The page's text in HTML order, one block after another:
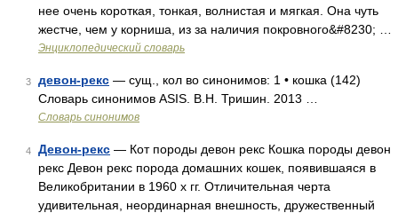
нее очень короткая, тонкая, волнистая и мягкая. Она чуть
жестче, чем у корниша, из за наличия покровного&#8230; …
Энциклопедический словарь
3 девон-рекс — сущ., кол во синонимов: 1 • кошка (142)
Словарь синонимов ASIS. В.Н. Тришин. 2013 …
Словарь синонимов
4 Девон-рекс — Кот породы девон рекс Кошка породы девон
рекс Девон рекс порода домашних кошек, появившаяся в
Великобритании в 1960 х гг. Отличительная черта
удивительная, неординарная внешность, дружественный